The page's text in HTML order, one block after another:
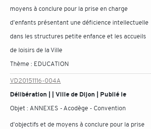
moyens à conclure pour la prise en charge
d'enfants présentant une déficience intellectuelle
dans les structures petite enfance et les accueils
de loisirs de la Ville
Thème : EDUCATION
VD20151116-004A
Délibération | | Ville de Dijon | Publié le
Objet : ANNEXES - Acodège - Convention
d'objectifs et de moyens à conclure pour la prise